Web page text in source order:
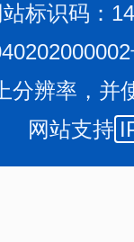
站标识码：
分辨率，并
网站支持